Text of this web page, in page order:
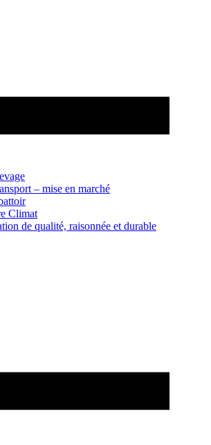
– mise en marché
Climat
de qualité, raisonnée et durable